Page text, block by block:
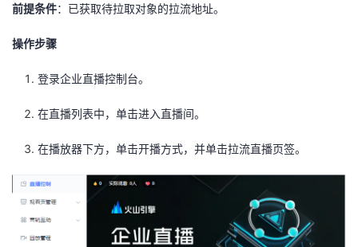
前提条件：已获取待拉取对象的拉流地址。
操作步骤
登录企业直播控制台。
在直播列表中，单击进入直播间。
在播放器下方，单击开播方式，并单击拉流直播页签。